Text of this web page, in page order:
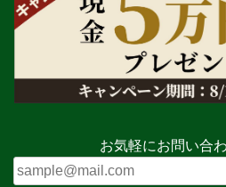
お気軽にお問い合